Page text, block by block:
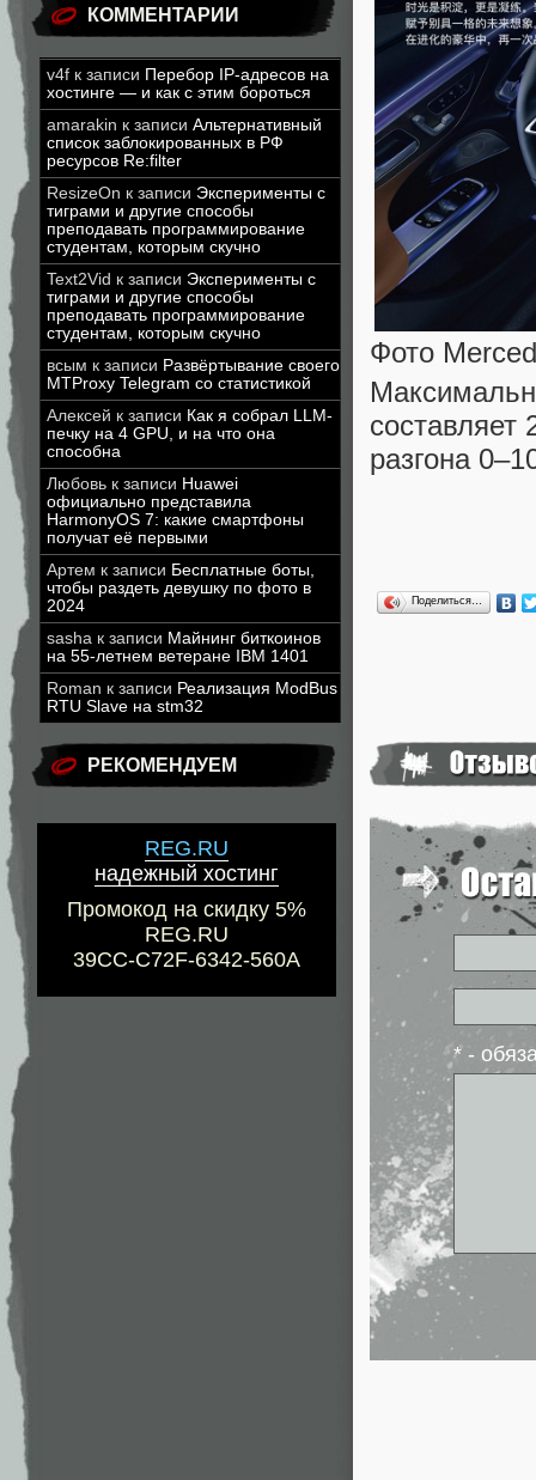
КОММЕНТАРИИ
v4f к записи Перебор IP-адресов на
хостинге — и как с этим бороться
amarakin к записи Альтернативный
список заблокированных в РФ
ресурсов Re:filter
ResizeOn к записи Эксперименты с
тиграми и другие способы
преподавать программирование
студентам, которым скучно
Text2Vid к записи Эксперименты с
тиграми и другие способы
преподавать программирование
студентам, которым скучно
всым к записи Развёртывание своего
MTProxy Telegram со статистикой
Алексей к записи Как я собрал LLM-
печку на 4 GPU, и на что она
способна
Любовь к записи Huawei
официально представила
HarmonyOS 7: какие смартфоны
получат её первыми
Артем к записи Бесплатные боты,
чтобы раздеть девушку по фото в
2024
sasha к записи Майнинг биткоинов
на 55-летнем ветеране IBM 1401
Roman к записи Реализация ModBus
RTU Slave на stm32
РЕКОМЕНДУЕМ
REG.RU
надежный хостинг
Промокод на скидку 5%
REG.RU
39CC-C72F-6342-560A
Фото
разгона
Поделиться…
* -